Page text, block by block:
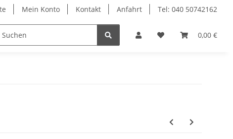
Mein Konto Kontakt Anfahrt Tel: 040 50742162
0,00 €